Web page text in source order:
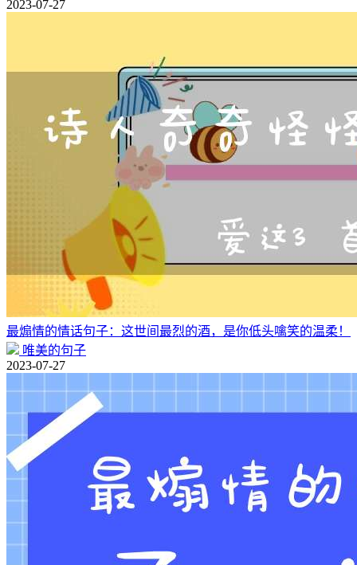
2023-07-27
最煽情的情话句子：这世间最烈的酒，是你低头噙笑的温柔！
唯美的句子
2023-07-27